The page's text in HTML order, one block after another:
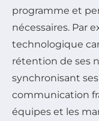
programme et
nécessaires. Par
technologique
rétention de ses
synchronisant
communication
équipes et les